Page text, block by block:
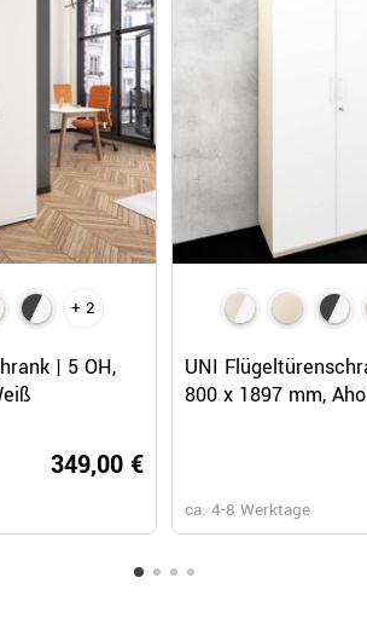
+ 2
| 5 OH,
349,00 €
UNI
800 x 1897 mm,
ca. 4-8 Werktage